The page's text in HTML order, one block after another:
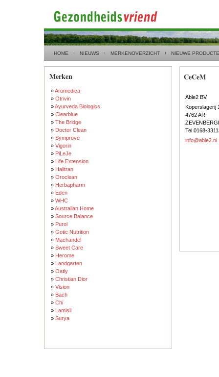
HOME NIEUWS MERKENOVERZICHT NIEUWE
Merken
»Aromedica
» Otrivin
»Ayurveda Biologics
» Clearblue
» The Bridge
» Doctor Clean
» Symprove
» Vigorin
» PiLeJe
» Life Extension
» Halitran
» Oroclean
» Herbapharm
» Eden
» WHC
»Australian Home
» Source Balance
» Purol
» Gotic Nutrition
» Machandel
» Sweet Care
» Herome
» Landgarten
» Oatly
» Christian Dior
» Vision
» Bach
» Chi
» Lamisil
» Surya
CeCeM
Able2 BV
Koperslagerij
4762 AR
Tel 0168-
info@able2.nl